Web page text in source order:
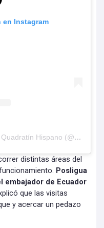
en Instagram
Una publicación compartida por Quadratín Hispano (@hispanoq)
distintas áreas del
Posligua
embajador de Ecuador
que las visitas
y acercar un pedazo